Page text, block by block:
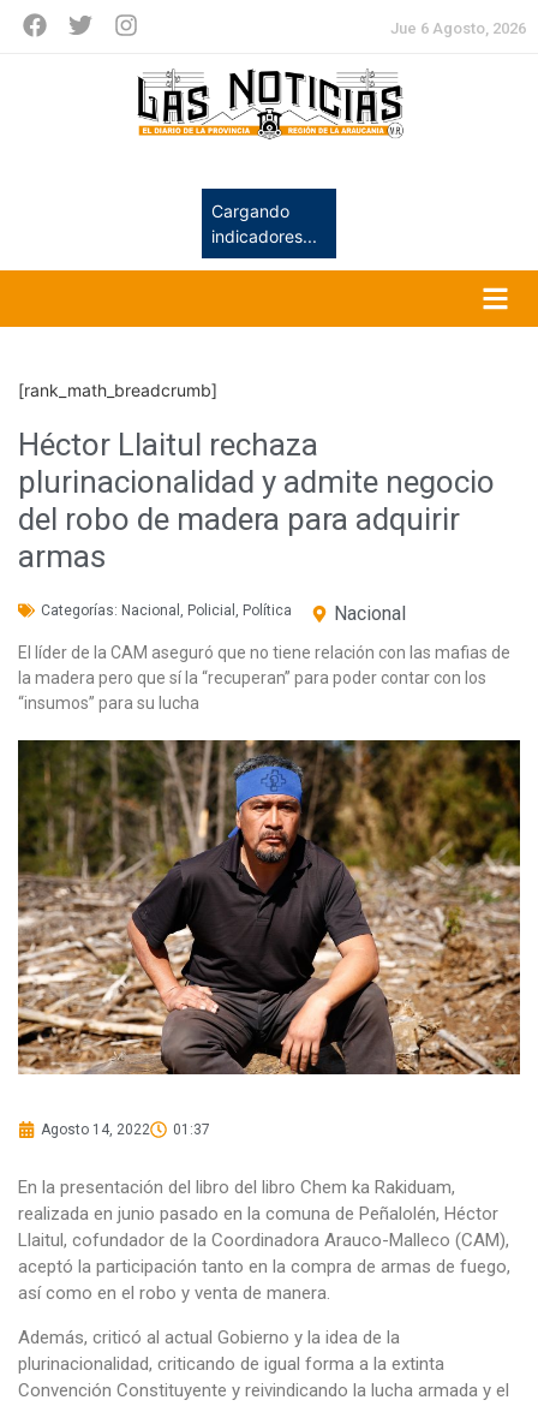
Jue 6 Agosto, 2026
Cargando
indicadores...
[rank_math_breadcrumb]
Héctor Llaitul rechaza
plurinacionalidad y admite negocio
del robo de madera para adquirir
armas
Categorías: Nacional Policial Política Nacional
El líder de la CAM aseguró que no tiene relación con las mafias de
la madera pero que sí la “recuperan” para poder contar con los
“insumos” para su lucha
Agosto 14, 2022 01:37
En la presentación del libro del libro Chem ka Rakiduam,
realizada en junio pasado en la comuna de Peñalolén, Héctor
Llaitul, cofundador de la Coordinadora Arauco-Malleco (CAM),
aceptó la participación tanto en la compra de armas de fuego,
así como en el robo y venta de manera.
Además, criticó al actual Gobierno y la idea de la
plurinacionalidad, criticando de igual forma a la extinta
Convención Constituyente y reivindicando la lucha armada y el